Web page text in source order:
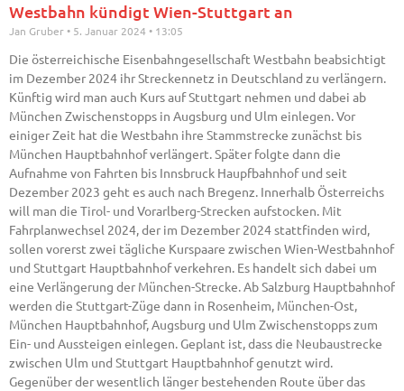
Westbahn kündigt Wien-Stuttgart an
Jan Gruber 5. Januar 2024 13:05
Die österreichische Eisenbahngesellschaft Westbahn beabsichtigt
im Dezember 2024 ihr Streckennetz in Deutschland zu verlängern.
Künftig wird man auch Kurs auf Stuttgart nehmen und dabei ab
München Zwischenstopps in Augsburg und Ulm einlegen. Vor
einiger Zeit hat die Westbahn ihre Stammstrecke zunächst bis
München Hauptbahnhof verlängert. Später folgte dann die
Aufnahme von Fahrten bis Innsbruck Haupfbahnhof und seit
Dezember 2023 geht es auch nach Bregenz. Innerhalb Österreichs
will man die Tirol- und Vorarlberg-Strecken aufstocken. Mit
Fahrplanwechsel 2024, der im Dezember 2024 stattfinden wird,
sollen vorerst zwei tägliche Kurspaare zwischen Wien-Westbahnhof
und Stuttgart Hauptbahnhof verkehren. Es handelt sich dabei um
eine Verlängerung der München-Strecke. Ab Salzburg Hauptbahnhof
werden die Stuttgart-Züge dann in Rosenheim, München-Ost,
München Hauptbahnhof, Augsburg und Ulm Zwischenstopps zum
Ein- und Aussteigen einlegen. Geplant ist, dass die Neubaustrecke
zwischen Ulm und Stuttgart Hauptbahnhof genutzt wird.
Gegenüber der wesentlich länger bestehenden Route über das